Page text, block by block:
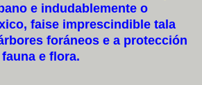
e indudablemente o
faise imprescindible tala
foráneos e a protección
e flora.